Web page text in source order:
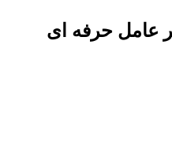
عامل حرفه ای